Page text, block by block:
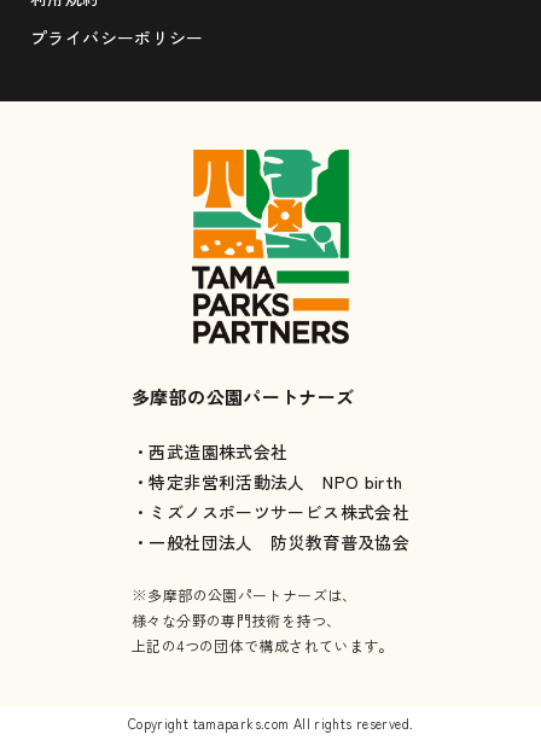
プライバシーポリシー
多摩部の公園パートナーズ
・西武造園株式会社
・特定非営利活動法人 NPO birth
・ミズノスポーツサービス株式会社
・一般社団法人 防災教育普及協会
※多摩部の公園パートナーズは、
様々な分野の専門技術を持つ、
上記の4つの団体で構成されています。
Copyright tamaparks.com All rights reserved.